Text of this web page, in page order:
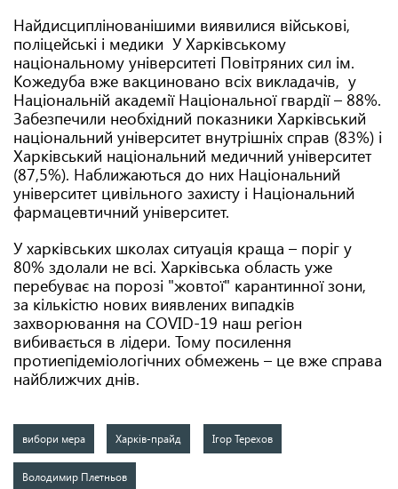
Найдисциплінованішими виявилися військові,
поліцейські і медики У Харківському
національному університеті Повітряних сил ім.
Кожедуба вже вакциновано всіх викладачів, у
Національній академії Національної гвардії – 88%.
Забезпечили необхідний показники Харківський
національний університет внутрішніх справ (83%) і
Харківський національний медичний університет
(87,5%). Наближаються до них Національний
університет цивільного захисту і Національний
фармацевтичний університет.
У харківських школах ситуація краща – поріг у
80% здолали не всі. Харківська область уже
перебуває на порозі "жовтої" карантинної зони,
за кількістю нових виявлених випадків
захворювання на COVID-19 наш регіон
вибивається в лідери. Тому посилення
протиепідеміологічних обмежень – це вже справа
найближчих днів.
вибори мера Харків-прайд Ігор Терехов
Володимир Плетньов